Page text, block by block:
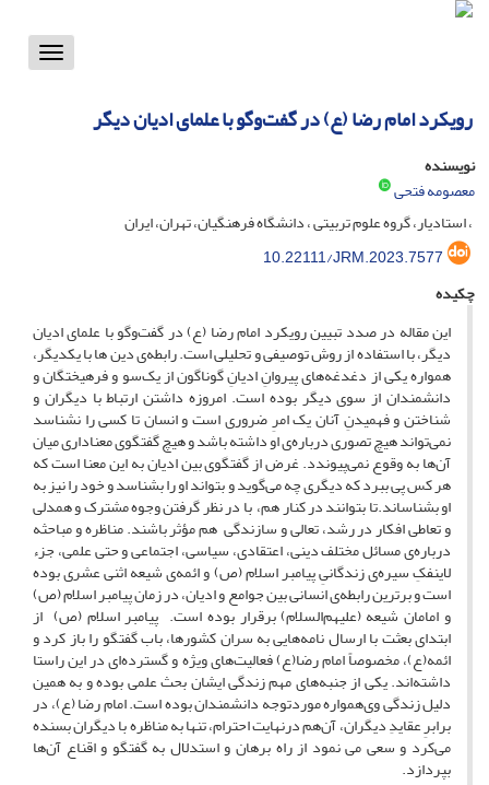
Toggle
رویکرد امام رضا (ع) در گفت‌وگو با علمای ادیان دیگر
نویسنده
معصومه فتحی
، استادیار، گروه علوم تربیتی ، دانشگاه فرهنگیان، تهران، ایران
10.22111/JRM.2023.7577
چکیده
این مقاله در صدد تبیین رویکرد امام رضا (ع) در گفت‌وگو با علمای ادیان
دیگر، با استفاده از روش توصیفی و تحلیلی است. رابطه‌ی دین ها با یکدیگر،
همواره یکی از دغدغه‌های پیروانِ ادیانِ گوناگون از یک‌سو و فرهیختگان و
دانشمندان از سوی دیگر بوده است. امروزه داشتن ارتباط با دیگران و
شناختن و فهمیدنِ آنان یک امرِ ضروری است و انسان تا کسی را نشناسد
نمی‌تواند هیچ تصوری درباره‌ی او داشته باشد و هیچ گفتگوی معناداری میان
آن‌ها به وقوع نمی‌پیوندد. غرض از گفتگوی بین ادیان به این معنا است که
هر کس پی ببرد که دیگری چه می‌گوید و بتواند او را بشناسد و خود را نیز به
او بشناساند.تا بتوانند در کنار هم، با در نظر گرفتن وجوه مشترک و همدلی
و تعاطی افکار در رشد، تعالی و سازندگی هم مؤثر باشند. مناظره و مباحثه
درباره‌ی مسائل مختلف دینی، اعتقادی، سیاسی، اجتماعی و حتی علمی، جزء
لاینفکِ سیره‌ی زندگانیِ پیامبر اسلام (ص) و ائمه‌ی شیعه‌ اثنی عشری بوده
است و برترین رابطه‌ی انسانی بین جوامع و ادیان، در زمان پیامبر اسلام (ص)
و امامان شیعه‌ (علیهم‌السلام) برقرار بوده است. پیامبر اسلام (ص) از
ابتدای بعثت با ارسال نامه‌هایی به سران کشورها، باب گفتگو را باز کرد و
ائمه(ع)، مخصوصاً امام رضا(ع) فعالیت‌های ویژه و گسترده‌ای در این راستا
داشته‌اند. یکی از جنبه‌های مهم زندگی ایشان بحث علمی بوده و به همین
دلیل زندگی وی‌همواره موردتوجه دانشمندان بوده است. امام رضا (ع)، در
برابرِ عقایدِ دیگران، آن‌هم درنهایت احترام، تنها به مناظره با دیگران بسنده
می‌کرد و سعی می نمود از راه برهان و استدلال به گفتگو و اقناع آن‌ها
بپردازد.